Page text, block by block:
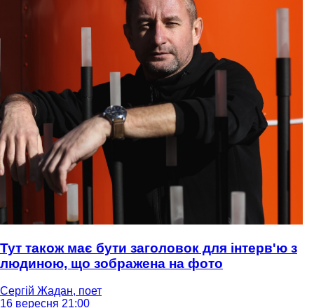
Тут також має бути заголовок для інтерв'ю з
людиною, що зображена на фото
Сергій Жадан, поет
16 вересня 21:00